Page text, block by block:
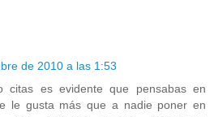
de 2010 a las 1:53
citas es evidente que pensabas en
le gusta más que a nadie poner en